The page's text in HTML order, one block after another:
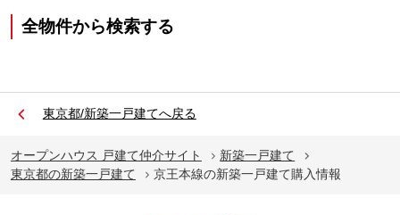
全物件から検索する
東京都/新築一戸建てへ戻る
オープンハウス 戸建て仲介サイト
新築一戸建て
東京都の新築一戸建て
京王本線の新築一戸建て購入情報